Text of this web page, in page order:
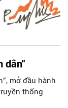
dân"
mở đầu hành
thống